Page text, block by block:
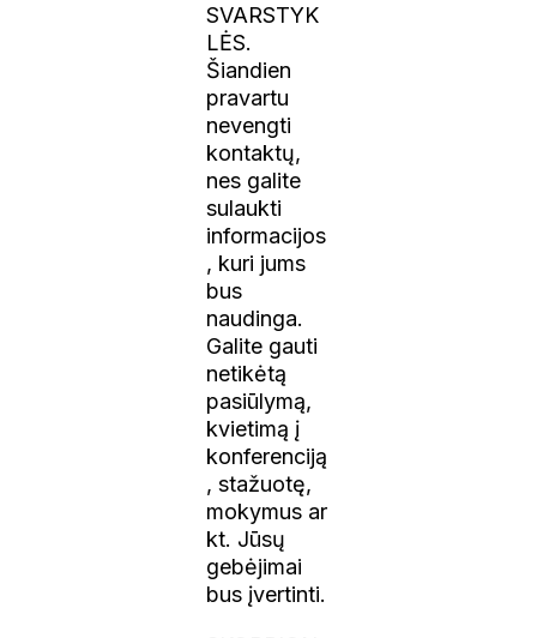
SVARSTYK
LĖS.
Šiandien
pravartu
nevengti
kontaktų,
nes galite
sulaukti
informacijos
, kuri jums
bus
naudinga.
Galite gauti
netikėtą
pasiūlymą,
kvietimą į
konferenciją
, stažuotę,
mokymus ar
kt. Jūsų
gebėjimai
bus įvertinti.